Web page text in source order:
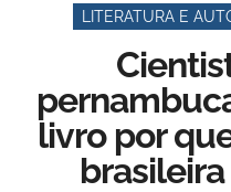
LITERATURA E
livro por